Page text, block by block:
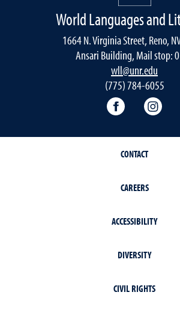
World Languages and
1664 N. Virginia Street, Reno,
Ansari Building, Mail stop:
wll@unr.edu
(775) 784-6055
World
CONTACT
CAREERS
ACCESSIBILITY
DIVERSITY
CIVIL RIGHTS